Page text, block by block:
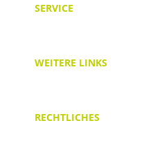
SERVICE
WEITERE LINKS
RECHTLICHES